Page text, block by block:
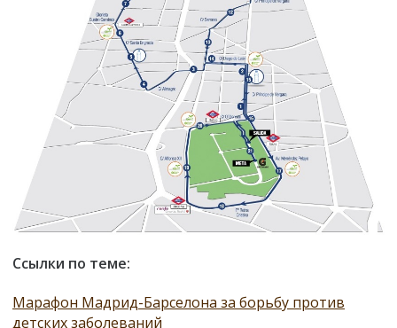
Ссылки по теме:
Марафон Мадрид-Барселона за борьбу против
детских заболеваний